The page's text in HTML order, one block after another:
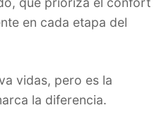
en cada etapa del
vidas, pero es la
la diferencia.